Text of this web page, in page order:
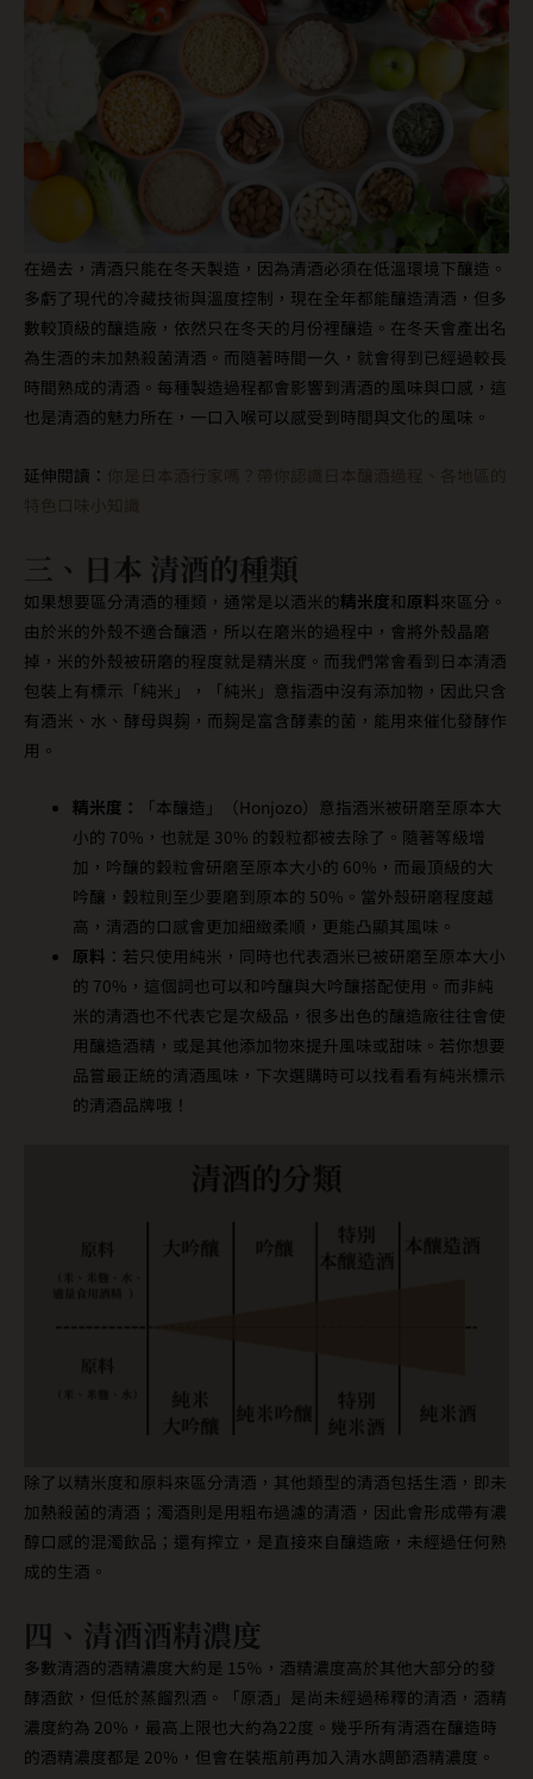
在過去，清酒只能在冬天製造，因為清酒必須在低溫環境下釀造。
多虧了現代的冷藏技術與溫度控制，現在全年都能釀造清酒，但多
數較頂級的釀造廠，依然只在冬天的月份裡釀造。在冬天會產出名
為生酒的未加熱殺菌清酒。而隨著時間一久，就會得到已經過較長
時間熟成的清酒。每種製造過程都會影響到清酒的風味與口感，這
也是清酒的魅力所在，一口入喉可以感受到時間與文化的風味。
延伸閱讀： 你是日本酒行家嗎？帶你認識日本釀酒過程、各地區的
特色口味小知識
三、日本 清酒的種類
如果想要區分清酒的種類，通常是以酒米的精米度和原料來區分。
由於米的外殼不適合釀酒，所以在磨米的過程中，會將外殼晶磨
掉，米的外殼被研磨的程度就是精米度。而我們常會看到日本清酒
包裝上有標示「純米」，「純米」意指酒中沒有添加物，因此只含
有酒米、水、酵母與麹，而麹是富含酵素的菌，能用來催化發酵作
用。
精米度：
「本釀造」（Honjozo）意指酒米被研磨至原本大
小的 70%，也就是 30% 的穀粒都被去除了。隨著等級增
加，吟釀的穀粒會研磨至原本大小的 60%，而最頂級的大
吟釀，穀粒則至少要磨到原本的 50%。當外殼研磨程度越
高，清酒的口感會更加細緻柔順，更能凸顯其風味。
原料 ：若只使用純米，同時也代表酒米已被研磨至原本大小
的 70%，這個詞也可以和吟釀與大吟釀搭配使用。而非純
米的清酒也不代表它是次級品，很多出色的釀造廠往往會使
用釀造酒精，或是其他添加物來提升風味或甜味。若你想要
品嘗最正統的清酒風味，下次選購時可以找看看有純米標示
的清酒品牌哦！
除了以精米度和原料來區分清酒，其他類型的清酒包括生酒，即未
加熱殺菌的清酒；濁酒則是用粗布過濾的清酒，因此會形成帶有濃
醇口感的混濁飲品；還有搾立，是直接來自釀造廠，未經過任何熟
成的生酒。
四、清酒酒精濃度
多數清酒的酒精濃度大約是 15％，酒精濃度高於其他大部分的發
酵酒飲，但低於蒸餾烈酒。「原酒」是尚未經過稀釋的清酒，酒精
濃度約為 20%，最高上限也大約為22度。幾乎所有清酒在釀造時
的酒精濃度都是 20%，但會在裝瓶前再加入清水調節酒精濃度。